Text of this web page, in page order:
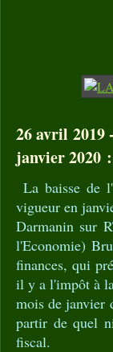
26 avril 2019
janvier 2020 :
La baisse de
vigueur en
Darmanin sur
l'Economie)
finances, qui
il y a l'impôt à
mois de janvier
partir de quel
fiscal.